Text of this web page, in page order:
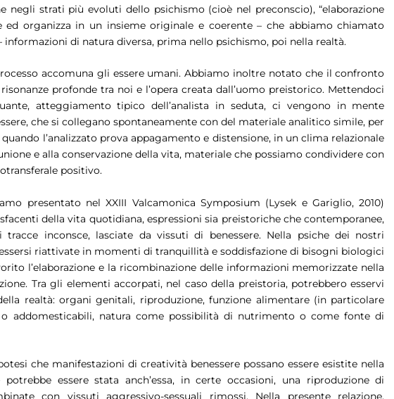
negli strati più evoluti dello psichismo (cioè nel preconscio), “elaborazione
ed organizza in un insieme originale e coerente – che abbiamo chiamato
di natura diversa, prima nello psichismo, poi nella realtà.
accomuna gli essere umani. Abbiamo inoltre notato che il confronto
profonde tra noi e l’opera creata dall’uomo preistorico. Mettendoci
atteggiamento tipico dell’analista in seduta, ci vengono in mente
che si collegano spontaneamente con del materiale analitico simile, per
l’analizzato prova appagamento e distensione, in un clima relazionale
e alla conservazione della vita, materiale che possiamo condividere con
positivo.
presentato nel XXIII Valcamonica Symposium (Lysek e Gariglio, 2010)
della vita quotidiana, espressioni sia preistoriche che contemporanee,
tracce inconsce, lasciate da vissuti di benessere. Nella psiche dei nostri
riattivate in momenti di tranquillità e soddisfazione di bisogni biologici
l’elaborazione e la ricombinazione delle informazioni memorizzate nella
Tra gli elementi accorpati, nel caso della preistoria, potrebbero esservi
realtà: organi genitali, riproduzione, funzione alimentare (in particolare
addomesticabili, natura come possibilità di nutrimento o come fonte di
che manifestazioni di creatività benessere possano essere esistite nella
essere stata anch’essa, in certe occasioni, una riproduzione di
con vissuti aggressivo-sessuali rimossi. Nella presente relazione,